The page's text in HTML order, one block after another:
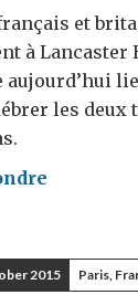
et
à Lancaster
aujourd’hui
les deux
2015 Paris,